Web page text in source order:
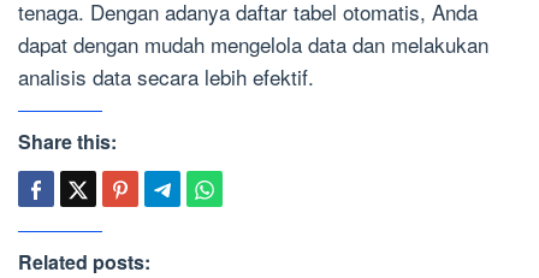
tenaga. Dengan adanya daftar tabel otomatis, Anda
dapat dengan mudah mengelola data dan melakukan
analisis data secara lebih efektif.
Share this:
Related posts: